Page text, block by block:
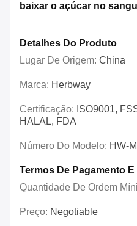
baixar o açúcar no
Detalhes Do Produto
Lugar De Origem: China
Marca: Herbway
Certificação: ISO9001,
HALAL, FDA
Número Do Modelo: HW-
Termos De Pagamento
Quantidade De Ordem
Preço: Negotiable